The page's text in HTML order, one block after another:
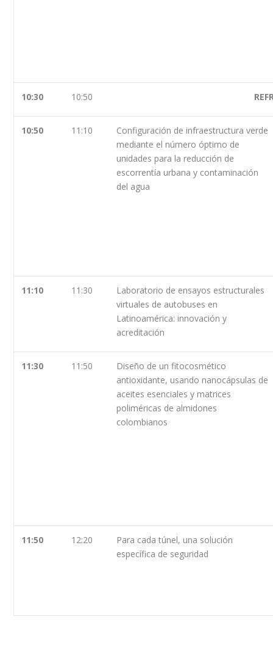
10:30 10:50
10:50 11:10
Configuración de infraestructura verde
mediante el número óptimo de
unidades para la reducción de
escorrentía urbana y contaminación
del agua
11:10 11:30
Laboratorio de ensayos estructurales
virtuales de autobuses en
Latinoamérica: innovación y
acreditación
11:30 11:50
Diseño de un fitocosmético
antioxidante, usando nanocápsulas de
aceites esenciales y matrices
poliméricas de almidones
colombianos
11:50 12:20
Para cada túnel, una solución
específica de seguridad